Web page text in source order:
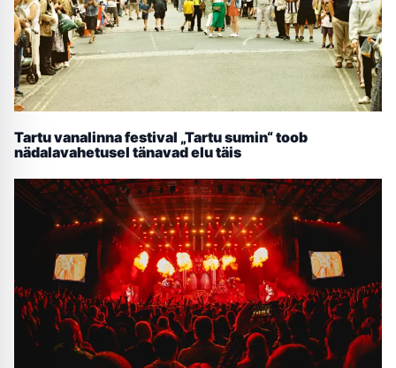
Tartu vanalinna festival „Tartu sumin“ toob
nädalavahetusel tänavad elu täis